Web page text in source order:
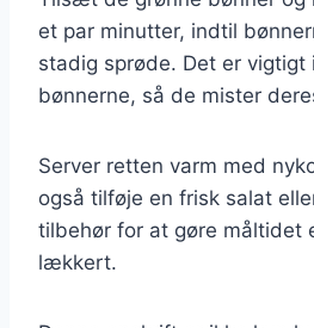
et par minutter, indtil
stadig sprøde. Det er vigtigt
bønnerne, så de mister
Server retten varm med
også tilføje en frisk salat
tilbehør for at gøre måltidet
lækkert.